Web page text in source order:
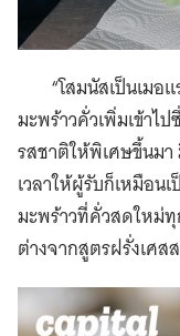
“โสมนัสเป็นเมอ
มะพร้าวคั่วเพิ่มเข้าไ
รสชาติให้พิเศษขึ้นม
เวลาให้ผู้รับก็เหมือน
มะพร้าวที่คั่วสดใหม่
ต่างจากสูตรฝรั่งเศส